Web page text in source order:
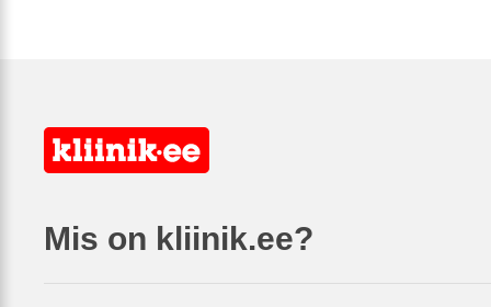
Mis on kliinik.ee?